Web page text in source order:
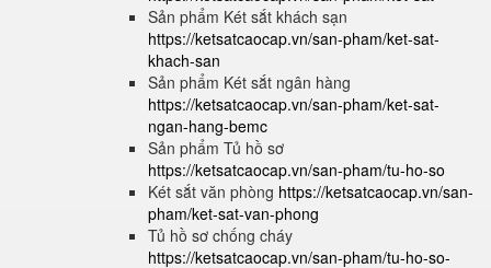
Sản phẩm Két sắt khách sạn
https://ketsatcaocap.vn/san-pham/ket-sat-
khach-san
Sản phẩm Két sắt ngân hàng
https://ketsatcaocap.vn/san-pham/ket-sat-
ngan-hang-bemc
Sản phẩm Tủ hồ sơ
https://ketsatcaocap.vn/san-pham/tu-ho-so
Két sắt văn phòng https://ketsatcaocap.vn/san-
pham/ket-sat-van-phong
Tủ hồ sơ chống cháy
https://ketsatcaocap.vn/san-pham/tu-ho-so-